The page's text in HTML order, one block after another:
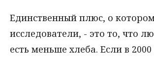
Единственный плюс, о
исследователи, - это то, что
есть меньше хлеба. Если в 2000